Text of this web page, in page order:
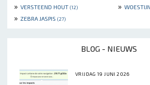
» VERSTEEND HOUT (12) »
» ZEBRA JASPIS (27)
BLOG - NIEUWS
VRIJDAG 19 JUNI 2026